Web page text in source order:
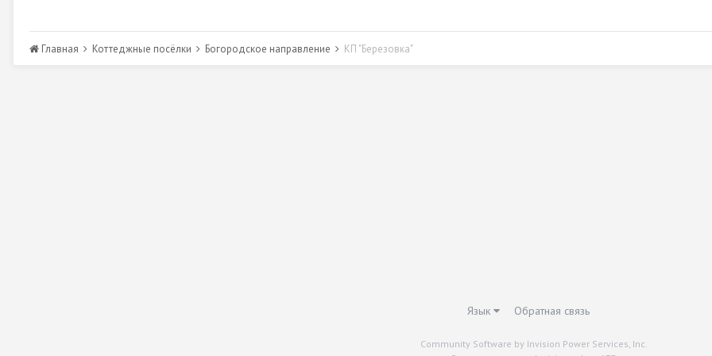
Главная Коттеджные посёлки Богородское направление КП "Березовка"
Язык Обратная связь
Community Software by Invision Power Services, Inc.